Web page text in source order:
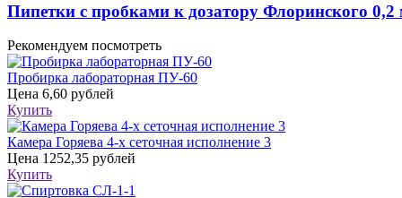
Пипетки с пробками к дозатору Флоринского 0,2
Рекомендуем посмотреть
Пробирка лабораторная ПУ-60
Цена 6,60 рублей
Купить
Камера Горяева 4-х сеточная исполнение 3
Цена 1252,35 рублей
Купить